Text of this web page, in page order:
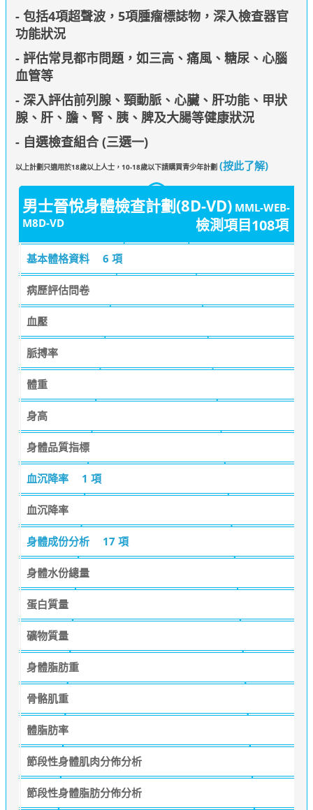
- 包括4項超聲波，5項腫瘤標誌物，深入檢查器官
功能狀況
- 評估常見都市問題，如三高、痛風、糖尿、心腦
血管等
- 深入評估前列腺、頸動脈、心臟、肝功能、甲狀
腺、肝、膽、腎、胰、脾及大腸等健康狀況
- 自選檢查組合 (三選一)
以上計劃只適用於18歲以上人士，10-18歲以下請購買青少年計劃 (按此了解)
男士晉悅身體檢查計劃(8D-VD) MML-WEB-
M8D-VD
檢測項目108項
基本體格資料 6 項
病歷評估問卷
血壓
脈搏率
體重
身高
身體品質指標
血沉降率 1 項
血沉降率
身體成份分析 17 項
身體水份總量
蛋白質量
礦物質量
身體脂肪重
骨骼肌重
體脂肪率
節段性身體肌肉分佈分析
節段性身體脂肪分佈分析